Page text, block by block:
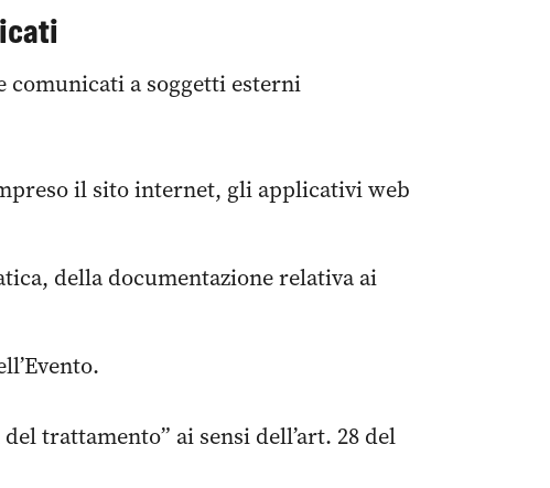
a soggetti esterni
il sito internet, gli applicativi web
della documentazione relativa ai
trattamento” ai sensi dell’art. 28 del